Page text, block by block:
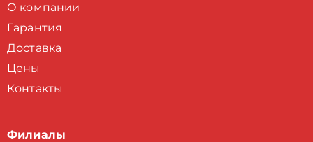
О компании
Гарантия
Доставка
Цены
Контакты
Филиалы